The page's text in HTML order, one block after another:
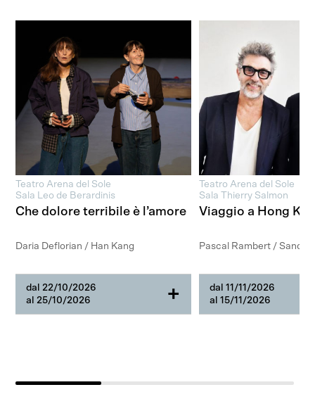
Teatro Arena del Sole
Sala Leo de Berardinis
Che dolore terribile è l’amore
Daria Deflorian / Han Kang
dal 22/10/2026
al 25/10/2026
+
Teatro Arena del Sole
Sala Thierry Salmon
Viaggio a Hong
Pascal Rambert / Sandro
dal 11/11/2026
al 15/11/2026